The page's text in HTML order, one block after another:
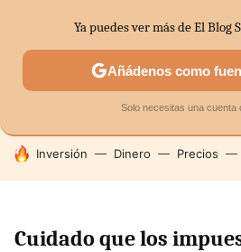
SECTORES ECONOMÍA
HOY SE HABLA DE
Inversión Dinero Precios
Cuidado que los
Ya puedes ver más de El Blog
Añádenos como
Solo necesitas una cuenta